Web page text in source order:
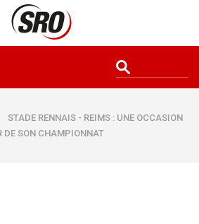
STADE RENNAIS - REIMS : UNE OCCASION
DE SON CHAMPIONNAT